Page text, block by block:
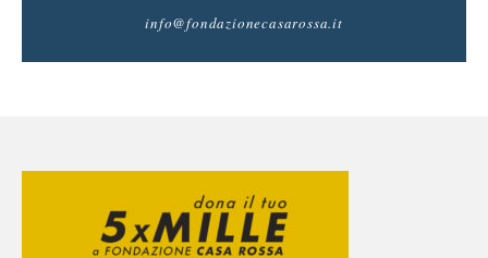
info@fondazionecasarossa.it